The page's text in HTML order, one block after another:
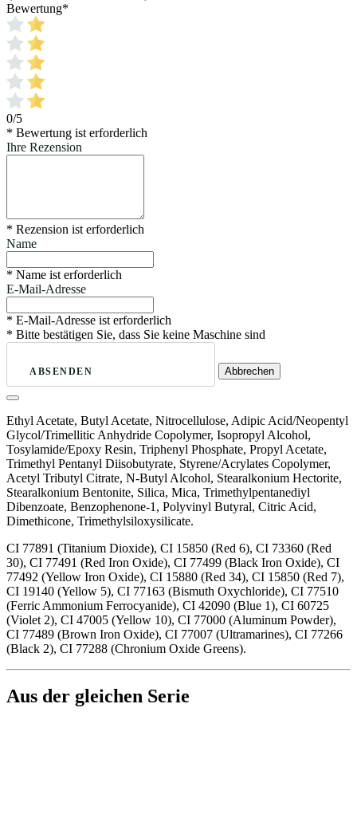
Bewertung*
0/5
* Bewertung ist erforderlich
Ihre Rezension
* Rezension ist erforderlich
Name
* Name ist erforderlich
E-Mail-Adresse
* E-Mail-Adresse ist erforderlich
* Bitte bestätigen Sie, dass Sie keine Maschine sind
ABSENDEN Abbrechen
Ethyl Acetate, Butyl Acetate, Nitrocellulose, Adipic Acid/Neopentyl
Glycol/Trimellitic Anhydride Copolymer, Isopropyl Alcohol,
Tosylamide/Epoxy Resin, Triphenyl Phosphate, Propyl Acetate,
Trimethyl Pentanyl Diisobutyrate, Styrene/Acrylates Copolymer,
Acetyl Tributyl Citrate, N-Butyl Alcohol, Stearalkonium Hectorite,
Stearalkonium Bentonite, Silica, Mica, Trimethylpentanediyl
Dibenzoate, Benzophenone-1, Polyvinyl Butyral, Citric Acid,
Dimethicone, Trimethylsiloxysilicate.
CI 77891 (Titanium Dioxide), CI 15850 (Red 6), CI 73360 (Red
30), CI 77491 (Red Iron Oxide), CI 77499 (Black Iron Oxide), CI
77492 (Yellow Iron Oxide), CI 15880 (Red 34), CI 15850 (Red 7),
CI 19140 (Yellow 5), CI 77163 (Bismuth Oxychloride), CI 77510
(Ferric Ammonium Ferrocyanide), CI 42090 (Blue 1), CI 60725
(Violet 2), CI 47005 (Yellow 10), CI 77000 (Aluminum Powder),
CI 77489 (Brown Iron Oxide), CI 77007 (Ultramarines), CI 77266
(Black 2), CI 77288 (Chronium Oxide Greens).
Aus der gleichen Serie